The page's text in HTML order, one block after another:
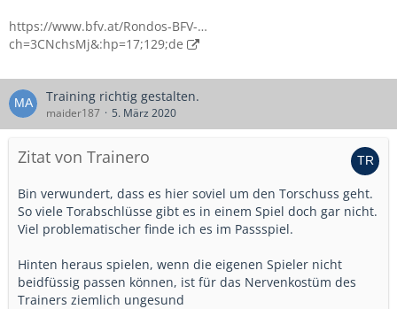
https://www.bfv.at/Rondos-BFV-…
ch=3CNchsMj&:hp=17;129;de
Training richtig gestalten.
maider187 5. März 2020
Zitat von Trainero
Bin verwundert, dass es hier soviel um den Torschuss geht.
So viele Torabschlüsse gibt es in einem Spiel doch gar nicht.
Viel problematischer finde ich es im Passspiel.
Hinten heraus spielen, wenn die eigenen Spieler nicht
beidfüssig passen können, ist für das Nervenkostüm des
Trainers ziemlich ungesund